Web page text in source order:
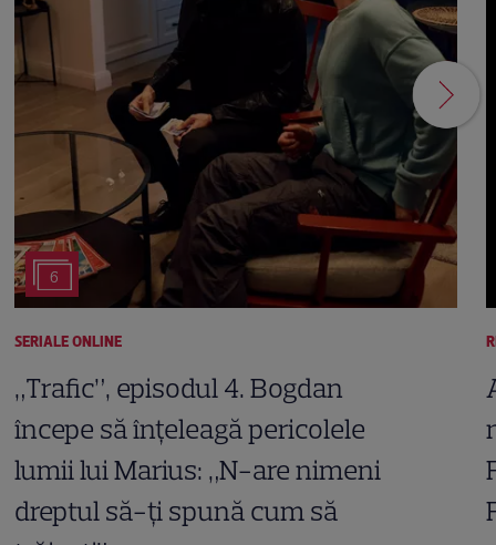
6
SERIALE ONLINE
„Trafic”, episodul 4. Bogdan
începe să înțeleagă pericolele
lumii lui Marius: „N-are nimeni
dreptul să-ți spună cum să